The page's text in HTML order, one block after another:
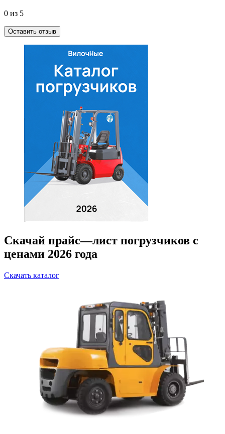
0 из 5
Оставить отзыв
Скачай прайс—лист погрузчиков с
ценами 2026 года
Скачать каталог